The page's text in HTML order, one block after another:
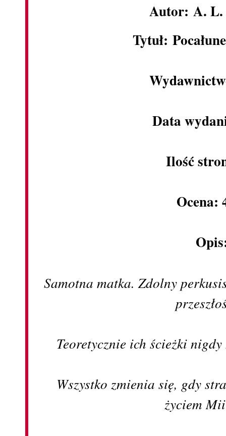
Autor: A. L.
Tytuł:
Data
Ilość
Ocena:
Samotna matka. Zdolny
Teoretycznie ich ścieżki
Wszystko zmienia się, gdy
życiem